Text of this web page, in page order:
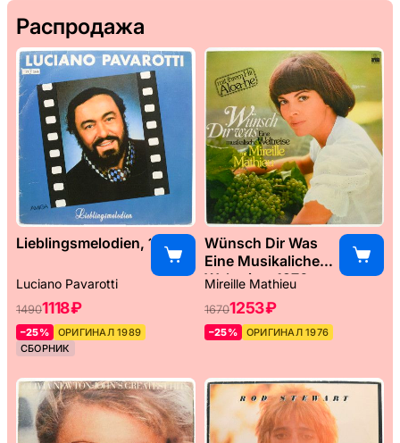
Распродажа
Lieblingsmelodien, 1989
Luciano Pavarotti
14901118 ₽
–25%
ОРИГИНАЛ 1989
СБОРНИК
Wünsch Dir Was
Eine Musikaliche
Weltreise, 1976
Mireille Mathieu
16701253 ₽
–25% ОРИГИНАЛ 1976